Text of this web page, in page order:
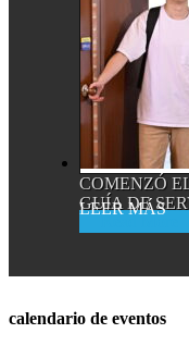
COMENZÓ
GUÍA DE
calendario de eventos